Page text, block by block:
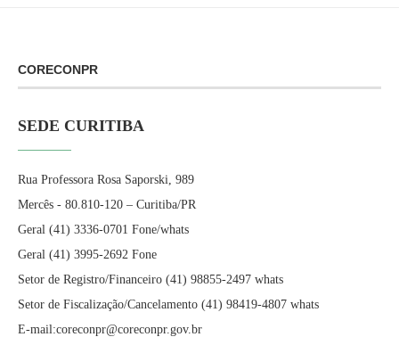
CORECONPR
SEDE CURITIBA
Rua Professora Rosa Saporski, 989
Mercês - 80.810-120 – Curitiba/PR
Geral (41) 3336-0701 Fone/whats
Geral (41) 3995-2692 Fone
Setor de Registro/Financeiro (41) 98855-2497 whats
Setor de Fiscalização/Cancelamento (41) 98419-4807 whats
E-mail:coreconpr@coreconpr.gov.br